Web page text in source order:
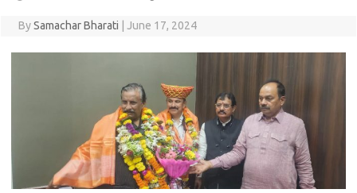
BySamachar Bharati June 17, 2024